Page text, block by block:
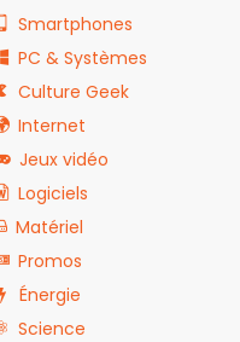
Smartphones
PC & Systèmes
Culture Geek
Internet
Jeux vidéo
Logiciels
Matériel
Promos
Énergie
Science